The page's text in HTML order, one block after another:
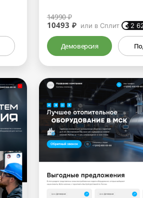
14990 ₽
10493 ₽ или в Сплит 2
Демоверсия